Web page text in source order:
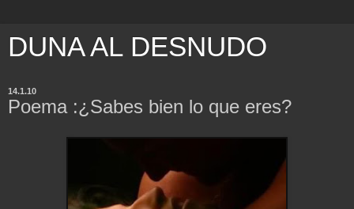
DUNA AL DESNUDO
14.1.10
Poema :¿Sabes bien lo que eres?